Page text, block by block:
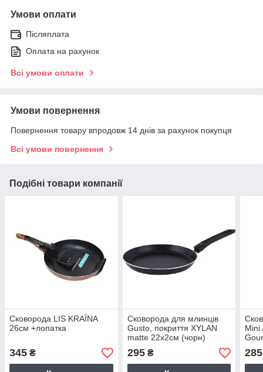
Умови оплати
Післяплата
Оплата на рахунок
Всі умови оплати
Умови повернення
Повернення товару впродовж 14 днів за рахунок покупця
Всі умови повернення
Подібні товари компанії
Сковорода LIS KRAЇNA
26см +лопатка
345 ₴
Сковорода для млинців
Gusto, покриття XYLAN
matte 22x2см (чорн)
295₴
Mini
285